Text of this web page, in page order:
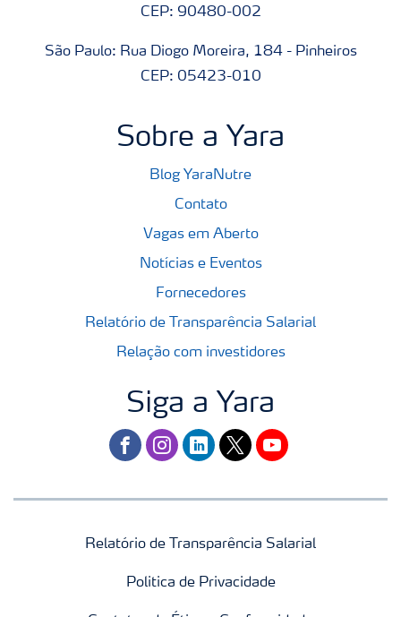
CEP: 90480-002
São Paulo: Rua Diogo Moreira, 184 - Pinheiros
CEP: 05423-010
Sobre a Yara
Blog YaraNutre
Contato
Vagas em Aberto
Notícias e Eventos
Fornecedores
Relatório de Transparência Salarial
Relação com investidores
Siga a Yara
facebookinstagram
linkedintwitteryoutube
Relatório de Transparência Salarial
Politica de Privacidade